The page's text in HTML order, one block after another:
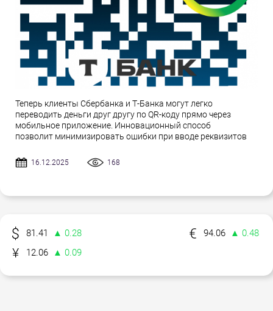
Теперь клиенты Сбербанка и Т-Банка могут легко
переводить деньги друг другу по QR-коду прямо через
мобильное приложение. Инновационный способ
позволит минимизировать ошибки при вводе реквизитов
16.12.2025 168
81.41 ▲ 0.28 94.06
▲ 0.48
12.06
▲ 0.09